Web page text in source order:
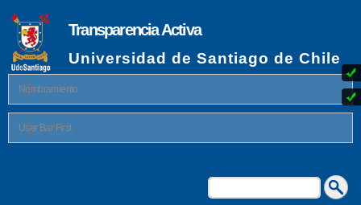
contenido
principal
Transparencia Activa
Universidad de Santiago de Chile
Nombramiento
User Bar First
Formulario de búsqueda
Buscar